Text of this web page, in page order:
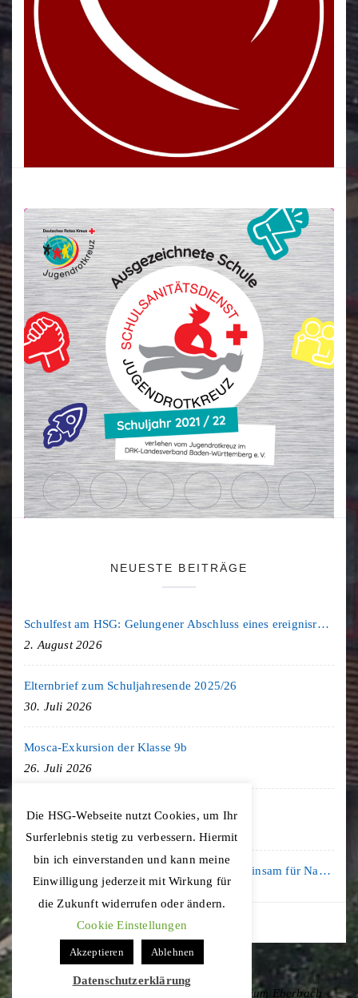
NEUESTE BEITRÄGE
Schulfest am HSG: Gelungener Abschluss eines ereignisreichen Schuljahres
2. August 2026
Elternbrief zum Schuljahresende 2025/26
30. Juli 2026
Mosca-Exkursion der Klasse 9b
26. Juli 2026
Freiburg-Exkursion des Geschichte LK
20. Juli 2026
Kooperation mit der KLIMA ARENA: Gemeinsam für Nachhaltigkeit und Klimaschutz
16. Juli 2026
Copyright © 2020 Hohenstaufen-Gymnasium Eberbach
Die HSG-Webseite nutzt Cookies, um Ihr
Surferlebnis stetig zu verbessern. Hiermit
bin ich einverstanden und kann meine
Einwilligung jederzeit mit Wirkung für
die Zukunft widerrufen oder ändern.
Cookie Einstellungen
Akzeptieren Ablehnen
Datenschutzerklärung